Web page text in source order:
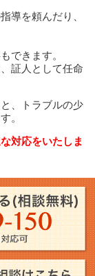
導を頼んだり、
できます。
証人として任命
、トラブルの少
。
対応をいたしま